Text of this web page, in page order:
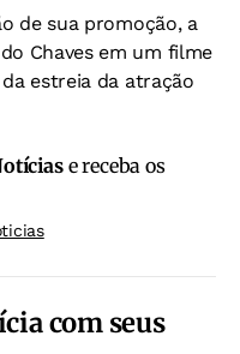
de sua promoção, a
Chaves em um filme
estreia da atração
e receba os
com seus